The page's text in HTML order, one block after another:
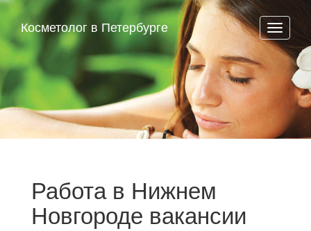
Косметолог в Петербурге
Работа в Нижнем
Новгороде вакансии